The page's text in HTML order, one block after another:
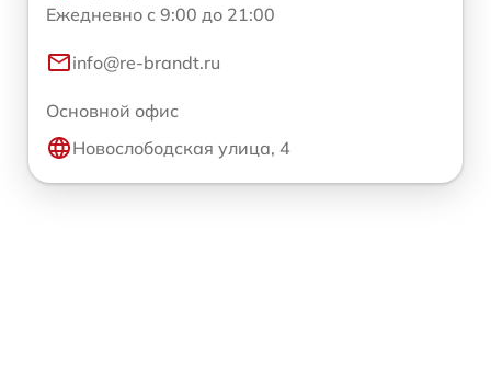
Ежедневно с 9:00 до 21:00
info@re-brandt.ru
Основной офис
Новослободская улица, 4